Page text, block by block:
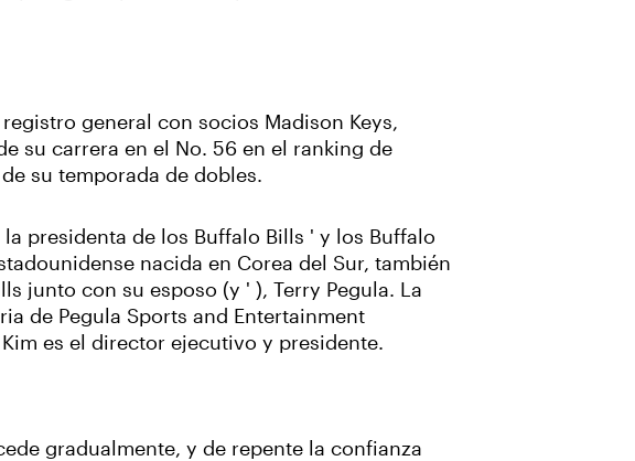
general con socios Madison Keys,
su carrera en el No. 56 en el ranking de
su temporada de dobles.
la presidenta de los Buffalo Bills ' y los Buffalo
nacida en Corea del Sur, también
junto con su esposo (y ' ), Terry Pegula. La
de Pegula Sports and Entertainment
es el director ejecutivo y presidente.
gradualmente, y de repente la confianza